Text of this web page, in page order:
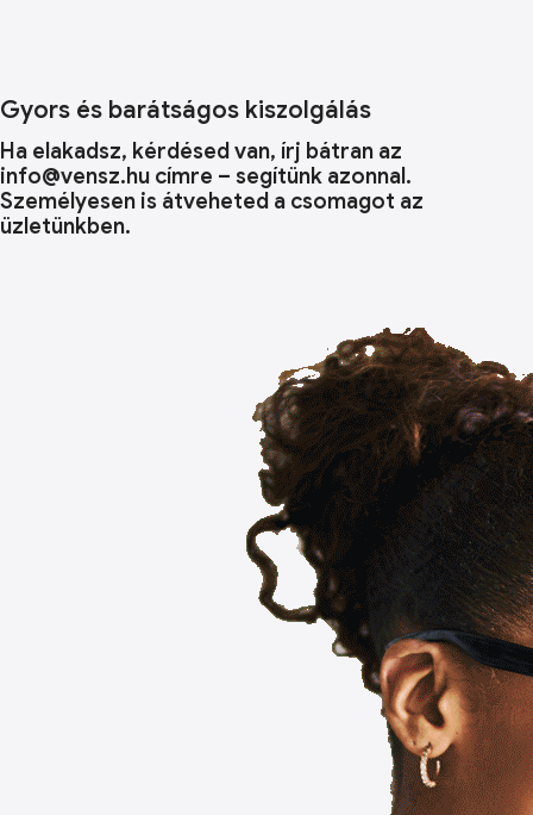
Gyors és barátságos kiszolgálás
Ha elakadsz, kérdésed van, írj bátran az
info@vensz.hu címre – segítünk azonnal.
Személyesen is átveheted a csomagot az
üzletünkben.